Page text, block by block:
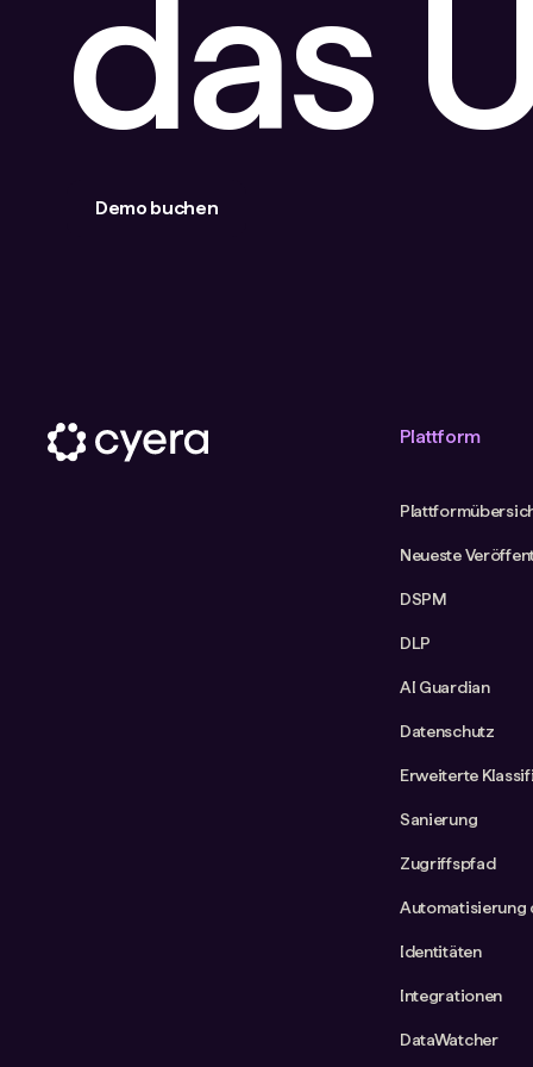
das
Demo buchen
Plattform
Neueste
DSPM
DLP
AI Guardian
Datenschutz
Erweiterte
Sanierung
Zugriffspfad
Automatisierung
Identitäten
Integrationen
DataWatcher